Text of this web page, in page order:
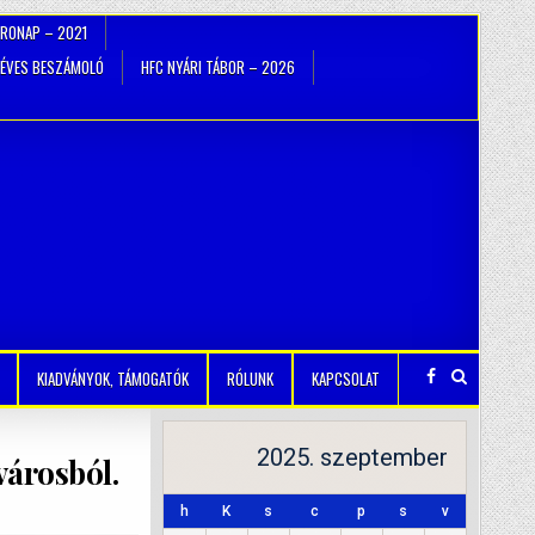
– 2021
ÉVES BESZÁMOLÓ
HFC NYÁRI TÁBOR – 2026
KIADVÁNYOK, TÁMOGATÓK RÓLUNK KAPCSOLAT
2025. szeptember
h K s c p s v